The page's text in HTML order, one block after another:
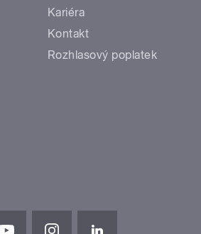
Kariéra
Kontakt
Rozhlasový poplatek